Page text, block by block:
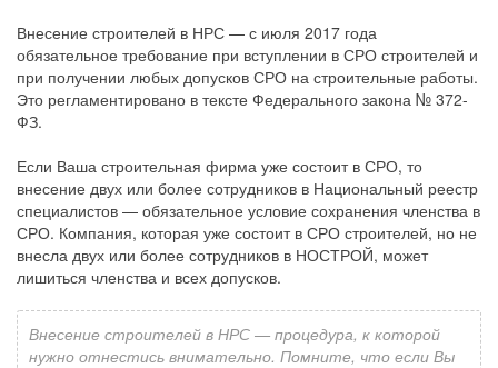
Внесение строителей в НРС — с июля 2017 года
обязательное требование при вступлении в СРО строителей и
при получении любых допусков СРО на строительные работы.
Это регламентировано в тексте Федерального закона № 372-
ФЗ.
Если Ваша строительная фирма уже состоит в СРО, то
внесение двух или более сотрудников в Национальный реестр
специалистов — обязательное условие сохранения членства в
СРО. Компания, которая уже состоит в СРО строителей, но не
внесла двух или более сотрудников в НОСТРОЙ, может
лишиться членства и всех допусков.
Внесение строителей в НРС — процедура, к которой
нужно отнестись внимательно. Помните, что если Вы